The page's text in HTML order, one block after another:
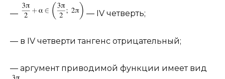
— — IV четверть;
— в IV четверти тангенс отрицательный;
— аргумент приводимой функции имеет вид